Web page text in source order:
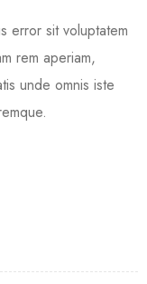
error sit voluptatem
rem aperiam,
unde omnis iste